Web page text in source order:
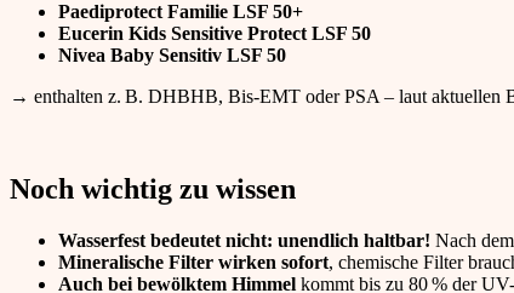
Paediprotect Familie LSF 50+
Eucerin Kids Sensitive Protect LSF 50
Nivea Baby Sensitiv LSF 50
→ enthalten z. B. DHBHB, Bis-EMT oder PSA – laut aktuellen
Noch wichtig zu wissen
Wasserfest bedeutet nicht: unendlich haltbar! Nach
Mineralische Filter wirken sofort, chemische Filter
Auch bei bewölktem Himmel kommt bis zu 80 % der